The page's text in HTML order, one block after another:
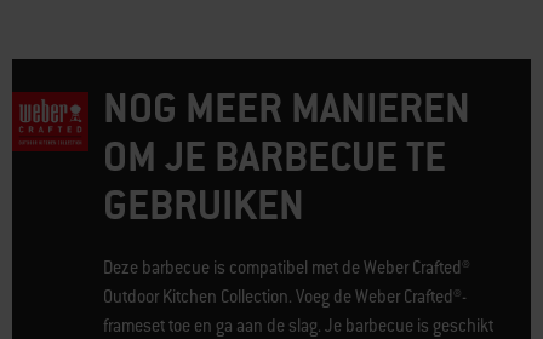
NOG MEER MANIEREN
OM JE BARBECUE TE
GEBRUIKEN
Deze barbecue is compatibel met de Weber Crafted®
Outdoor Kitchen Collection. Voeg de Weber Crafted®-
frameset toe en ga aan de slag. Je barbecue is geschikt